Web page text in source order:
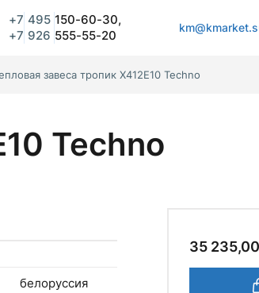
+7 495 150-60-30,
+7 926 555-55-20
завеса тропик Х412Е10 Techno
Techno
белоруссия
35